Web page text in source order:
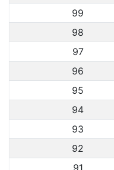
99
98
97
96
95
94
93
92
91